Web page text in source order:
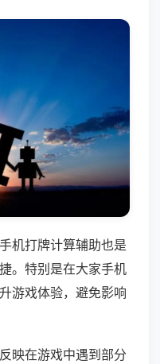
机打牌计算辅助也是
。特别是在大家手机
游戏体验，避免影响
映在游戏中遇到部分